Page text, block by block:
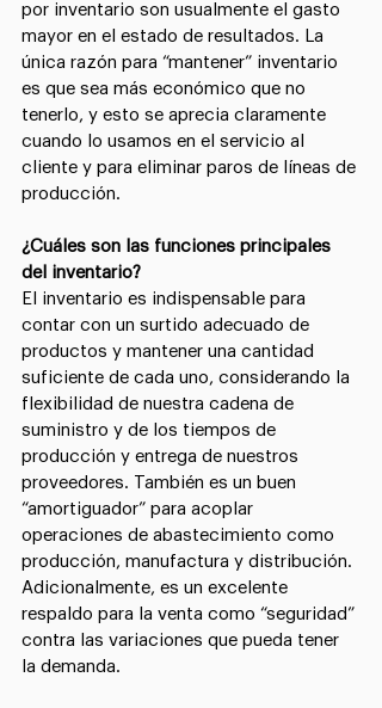
por inventario son usualmente el gasto
mayor en el estado de resultados. La
única razón para “mantener” inventario
es que sea más económico que no
tenerlo, y esto se aprecia claramente
cuando lo usamos en el servicio al
cliente y para eliminar paros de líneas de
producción.
¿Cuáles son las funciones principales
del inventario?
El inventario es indispensable para
contar con un surtido adecuado de
productos y mantener una cantidad
suficiente de cada uno, considerando la
flexibilidad de nuestra cadena de
suministro y de los tiempos de
producción y entrega de nuestros
proveedores. También es un buen
“amortiguador” para acoplar
operaciones de abastecimiento como
producción, manufactura y distribución.
Adicionalmente, es un excelente
respaldo para la venta como “seguridad”
contra las variaciones que pueda tener
la demanda.